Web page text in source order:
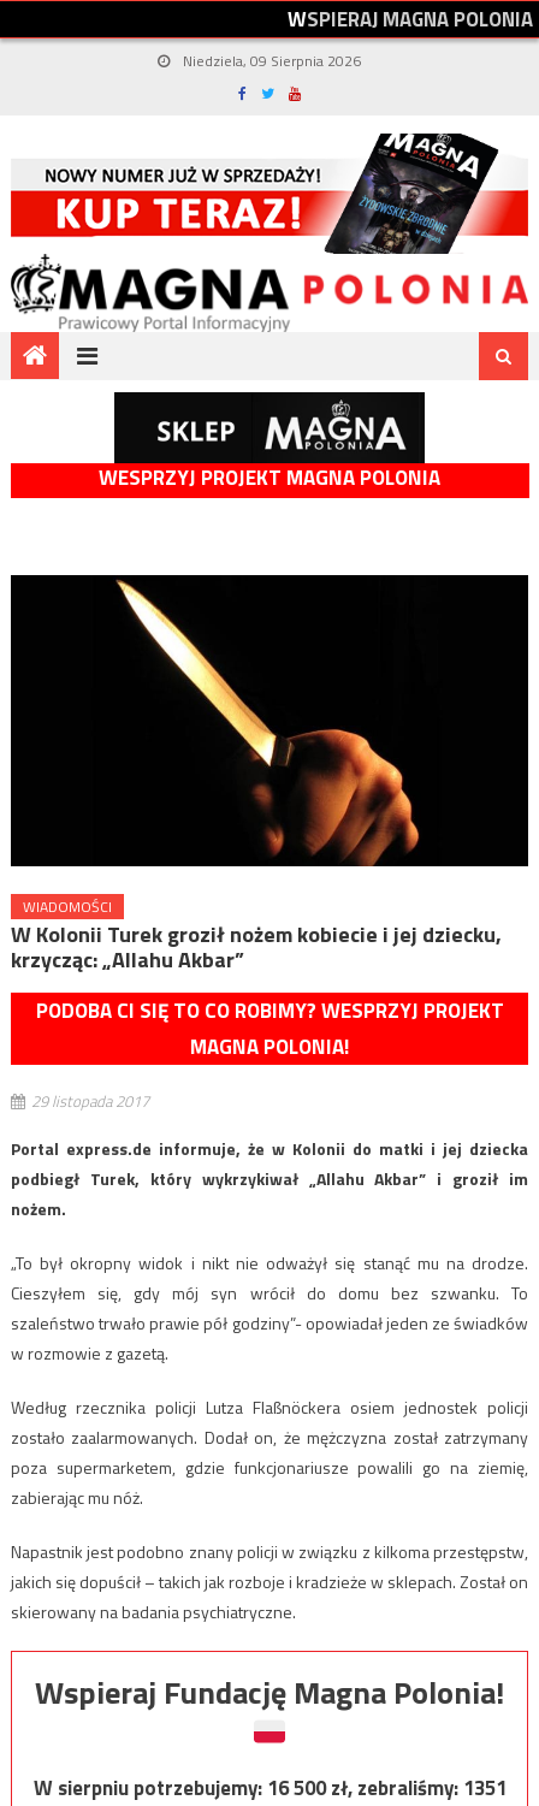
WSPIERAJMAGNAPOLONIA
Niedziela, 09 Sierpnia 2026
WESPRZYJ PROJEKT MAGNA POLONIA
WIADOMOŚCI
W Kolonii Turek groził nożem kobiecie i jej dziecku,
krzycząc: „Allahu Akbar”
PODOBA CI SIĘ TO CO ROBIMY? WESPRZYJ PROJEKT
MAGNA POLONIA!
29 listopada 2017
Portal express.de informuje, że w Kolonii do matki i jej dziecka
podbiegł Turek, który wykrzykiwał „Allahu Akbar” i groził im
nożem.
„To był okropny widok i nikt nie odważył się stanąć mu na drodze.
Cieszyłem się, gdy mój syn wrócił do domu bez szwanku. To
szaleństwo trwało prawie pół godziny”- opowiadał jeden ze świadków
w rozmowie z gazetą.
Według rzecznika policji Lutza Flaßnöckera osiem jednostek policji
zostało zaalarmowanych. Dodał on, że mężczyzna został zatrzymany
poza supermarketem, gdzie funkcjonariusze powalili go na ziemię,
zabierając mu nóż.
Napastnik jest podobno znany policji w związku z kilkoma przestępstw,
jakich się dopuścił – takich jak rozboje i kradzieże w sklepach. Został on
skierowany na badania psychiatryczne.
Wspieraj Fundację Magna Polonia!
W sierpniu potrzebujemy:16 500zł, zebraliśmy:1351